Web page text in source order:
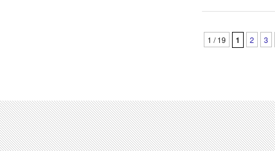
1 / 19 1 2 3